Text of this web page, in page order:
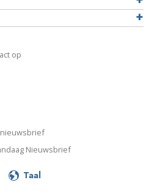
op
nieuwsbrief
Nieuwsbrief
Taal